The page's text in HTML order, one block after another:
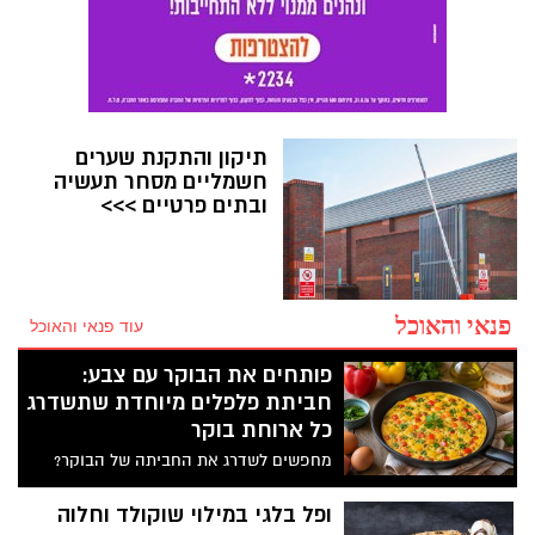
תיקון והתקנת שערים
חשמליים מסחר תעשיה
ובתים פרטיים >>>
פנאי והאוכל עוד פנאי והאוכל
פותחים את הבוקר עם צבע:
חביתת פלפלים מיוחדת שתשדרג
כל ארוחת בוקר
מחפשים לשדרג את החביתה של הבוקר?
המתכון הזה משלב פלפלים צבעוניים, עשבי
תיבול טריים ותיבול עדין, ויוצר חביתה
ופל בלגי במילוי שוקולד וחלוה